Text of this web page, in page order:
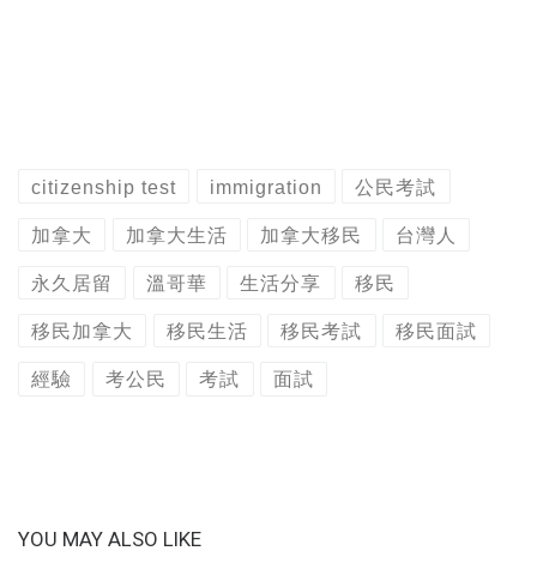
citizenship test immigration 公民考試
加拿大 加拿大生活 加拿大移民 台灣人
永久居留 溫哥華 生活分享 移民
移民加拿大 移民生活 移民考試 移民面試
經驗 考公民 考試 面試
YOU MAY ALSO LIKE